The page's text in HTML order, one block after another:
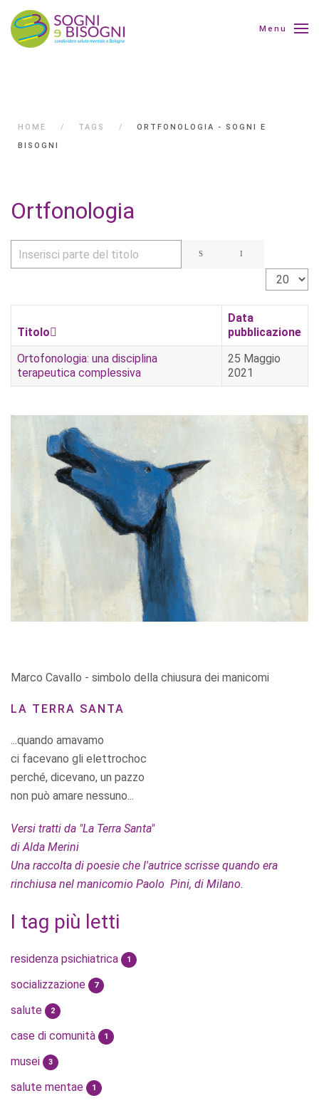
Menu
HOME TAGS
ORTFONOLOGIA - SOGNI E
BISOGNI
Ortfonologia
Inserisci parte del titolo
Visualizza
Titolo
Data
pubblicazione
Ortofonologia: una disciplina
terapeutica complessiva
25 Maggio
2021
Marco Cavallo - simbolo della chiusura dei manicomi
LA TERRA SANTA
...quando amavamo
ci facevano gli elettrochoc
perché, dicevano, un pazzo
non può amare nessuno...
Versi tratti da "La Terra Santa"
di Alda Merini
Una raccolta di poesie che l'autrice scrisse quando era
rinchiusa nel manicomio Paolo Pini, di Milano.
I tag più letti
residenza psichiatrica 1
socializzazione 7
salute 2
case di comunità 1
musei 3
salute mentae 1